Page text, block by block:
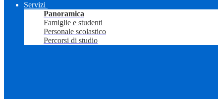
Servizi
Panoramica
Famiglie e studenti
Personale scolastico
Percorsi di studio